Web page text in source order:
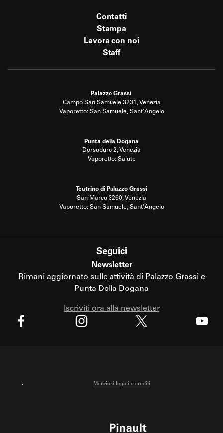
Contatti
Stampa
Lavora con noi
Staff
Palazzo Grassi
Campo San Samuele 3231, Venezia
Vaporetto: San Samuele, Sant'Angelo
Punta della Dogana
Dorsoduro 2, Venezia
Vaporetto: Salute
Teatrino di Palazzo Grassi
San Marco 3260, Venezia
Vaporetto: San Samuele, Sant'Angelo
Seguici
Newsletter
Rimani aggiornato sulle attività di Palazzo Grassi e
Punta Della Dogana
Iscriviti ora alla newsletter
Menzioni legali e crediti